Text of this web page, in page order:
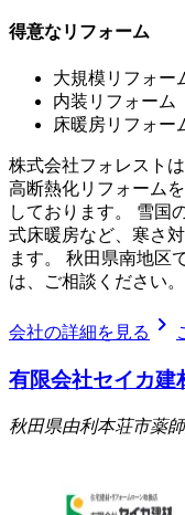
得意なリフォーム
大規模リフォー
内装リフォーム
床暖房リフォー
株式会社フォレスト
高断熱化リフォーム
しております。 雪国
式床暖房など、寒さ
ます。 秋田県南地区
は、ご相談ください。
会社の詳細を見る chevron_right
有限会社セイカ建
秋田県由利本荘市薬